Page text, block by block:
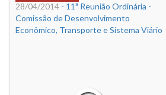
28/04/2014 - 11ª Reunião Ordinária -
Comissão de Desenvolvimento
Econômico, Transporte e Sistema Viário